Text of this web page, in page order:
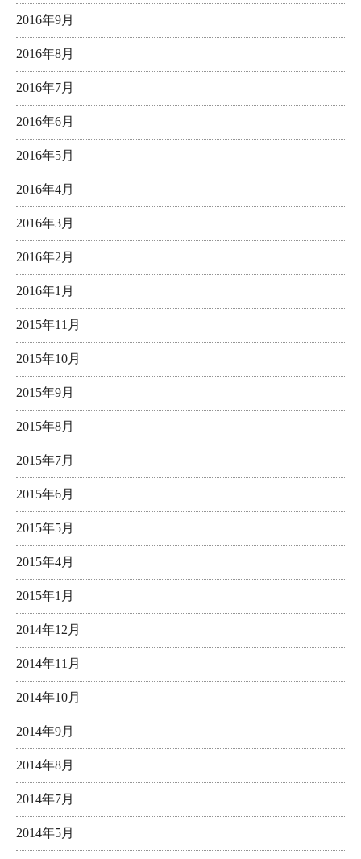
2016年9月
2016年8月
2016年7月
2016年6月
2016年5月
2016年4月
2016年3月
2016年2月
2016年1月
2015年11月
2015年10月
2015年9月
2015年8月
2015年7月
2015年6月
2015年5月
2015年4月
2015年1月
2014年12月
2014年11月
2014年10月
2014年9月
2014年8月
2014年7月
2014年5月